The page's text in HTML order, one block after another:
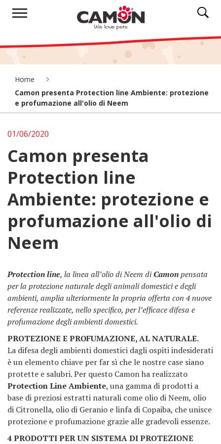
Home
Camon presenta Protection line Ambiente: protezione
e profumazione all'olio di Neem
01/06/2020
Camon presenta
Protection line
Ambiente: protezione e
profumazione all'olio di
Neem
Protection line, la linea all’olio di Neem diCamonpensata
per la protezione naturale degli animali domestici e degli
ambienti, amplia ulteriormente la propria offerta con 4 nuove
referenze realizzate, nello specifico, per l’efficace difesa e
profumazione degli ambienti domestici.
PROTEZIONE E PROFUMAZIONE, AL NATURALE.
La difesa degli ambienti domestici dagli ospiti indesiderati
è un elemento chiave per far sì che le nostre case siano
protette e salubri. Per questo Camon ha realizzato
Protection Line Ambiente, una gamma di prodotti a
base di preziosi estratti naturali come olio di Neem, olio
di Citronella, olio di Geranio e linfa di Copaiba, che unisce
protezione e profumazione grazie alle gradevoli essenze.
4 PRODOTTI PER UN SISTEMA DI PROTEZIONE